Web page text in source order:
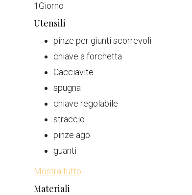
1Giorno
Utensili
pinze per giunti scorrevoli
chiave a forchetta
Cacciavite
spugna
chiave regolabile
straccio
pinze ago
guanti
Mostra tutto
Materiali